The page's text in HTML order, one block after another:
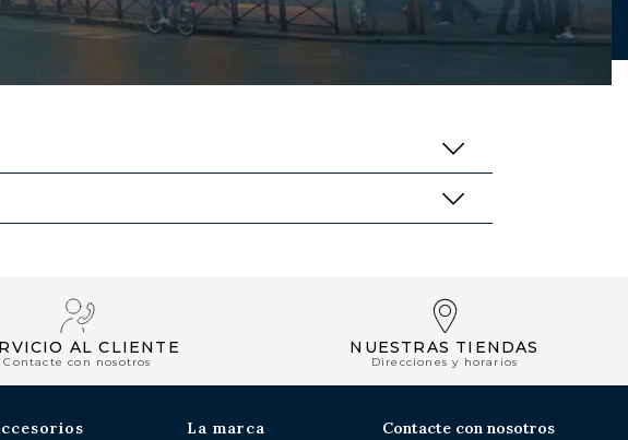
AL CLIENTE
Contacte con nosotros
NUESTRAS TIENDAS
Direcciones y horarios
La marca Contacte con nosotros